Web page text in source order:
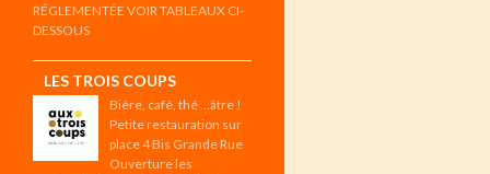
RÉGLEMENTÉE VOIR TABLEAUX CI-
DESSOUS
LES TROIS COUPS
Bière, café, thé …âtre !
Petite restauration sur
place 4 Bis Grande Rue
Ouverture les